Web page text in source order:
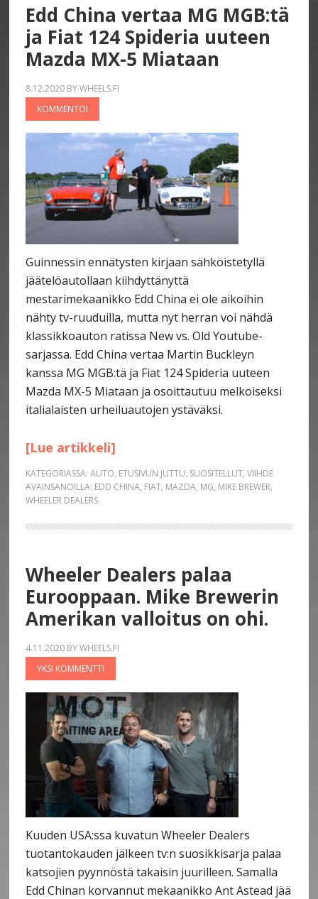
Edd China vertaa MG MGB:tä
ja Fiat 124 Spideria uuteen
Mazda MX-5 Miataan
8.12.2020BYWHEELS.FI
KOMMENTOI
Guinnessin ennätysten kirjaan sähköistetyllä
jäätelöautollaan kiihdyttänyttä
mestarimekaanikko Edd China ei ole aikoihin
nähty tv-ruuduilla, mutta nyt herran voi nähdä
klassikkoauton ratissa New vs. Old Youtube-
sarjassa. Edd China vertaa Martin Buckleyn
kanssa MG MGB:tä ja Fiat 124 Spideria uuteen
Mazda MX-5 Miataan ja osoittautuu melkoiseksi
italialaisten urheiluautojen ystäväksi.
[Lue artikkeli]
KATEGORIASSA: AUTO, ETUSIVUN JUTTU, SUOSITELLUT, VIIHDE
AVAINSANOILLA: EDD CHINA, FIAT, MAZDA, MG, MIKE BREWER,
WHEELER DEALERS
Wheeler Dealers palaa
Eurooppaan. Mike Brewerin
Amerikan valloitus on ohi.
4.11.2020BYWHEELS.FI
YKSI KOMMENTTI
Kuuden USA:ssa kuvatun Wheeler Dealers
tuotantokauden jälkeen tv:n suosikkisarja palaa
katsojien pyynnöstä takaisin juurilleen. Samalla
Edd Chinan korvannut mekaanikko Ant Astead jää